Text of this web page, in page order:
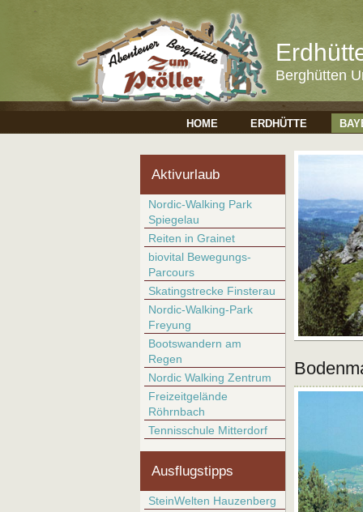
Berghütten
HOME ERDHÜTTE
Aktivurlaub
Nordic-Walking Park
Spiegelau
Reiten in Grainet
biovital Bewegungs-
Parcours
Skatingstrecke Finsterau
Nordic-Walking-Park
Freyung
Bootswandern am
Regen
Nordic Walking Zentrum
Freizeitgelände
Röhrnbach
Tennisschule Mitterdorf
Ausflugstipps
SteinWelten Hauzenberg